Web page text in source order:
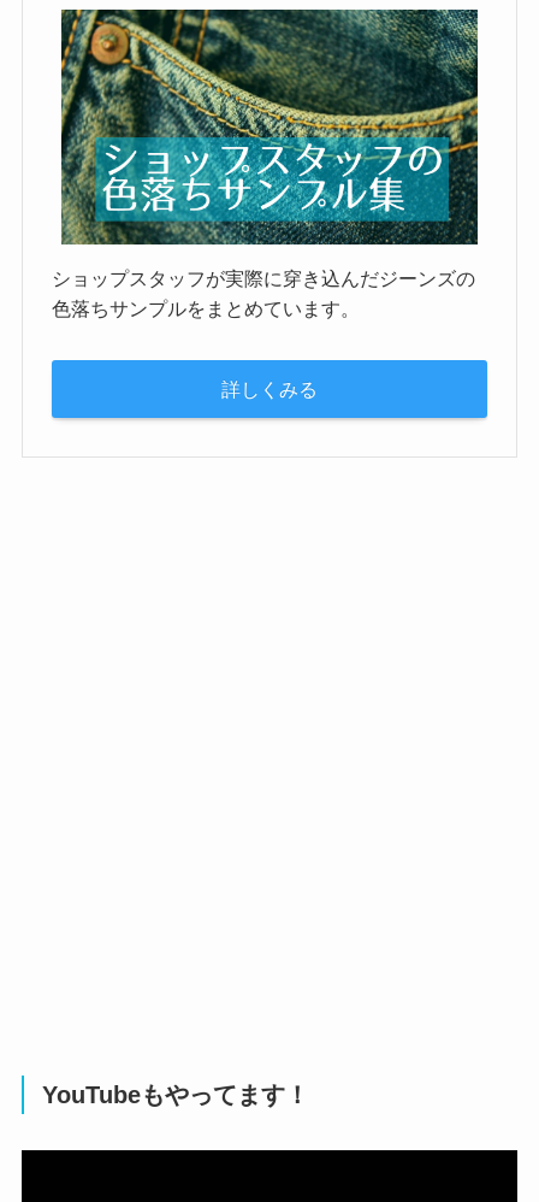
ショップスタッフが実際に穿き込んだジーンズの
色落ちサンプルをまとめています。
詳しくみる
YouTubeもやってます！